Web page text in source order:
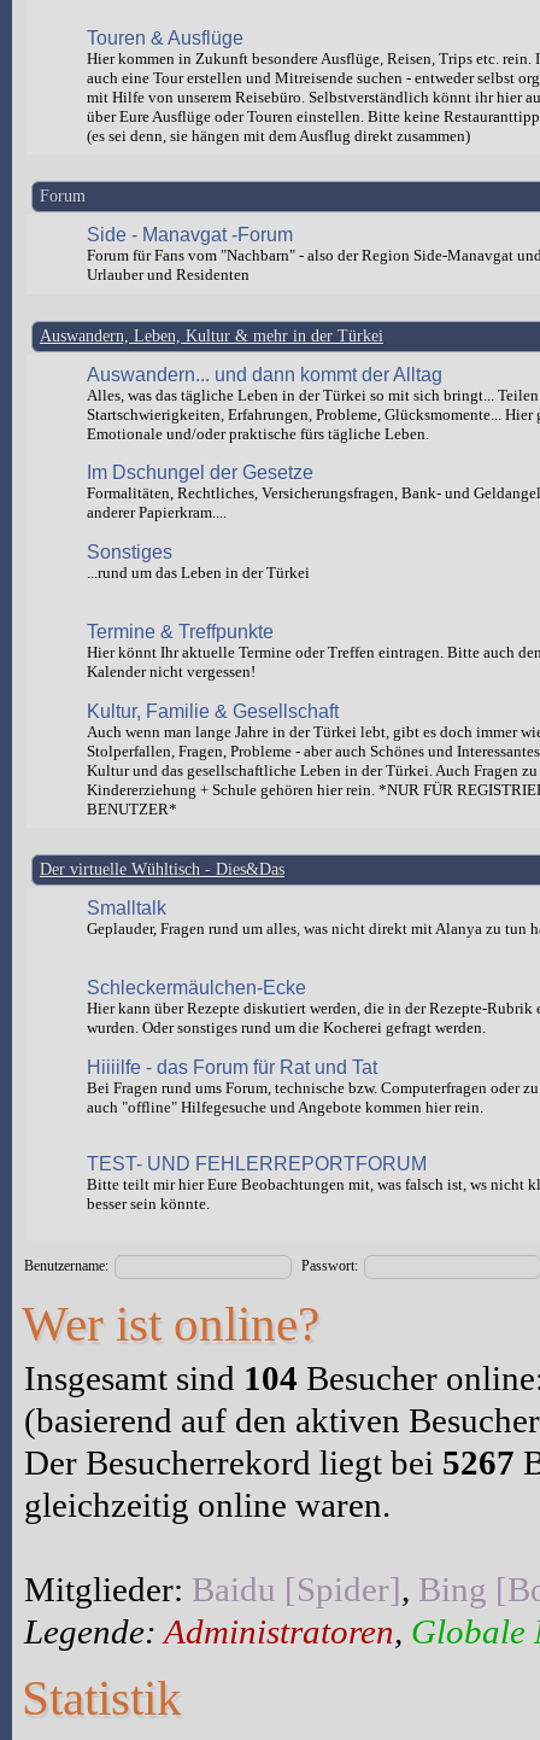
Touren & Ausflüge
Hier kommen in Zukunft besondere Ausflüge, Reisen, Trips etc. rein.
auch eine Tour erstellen und Mitreisende suchen - entweder selbst
mit Hilfe von unserem Reisebüro. Selbstverständlich könnt ihr hier
über Eure Ausflüge oder Touren einstellen. Bitte keine
(es sei denn, sie hängen mit dem Ausflug direkt zusammen)
Forum
Side - Manavgat -Forum
Forum für Fans vom "Nachbarn" - also der Region Side-Manavgat
Urlauber und Residenten
Auswandern, Leben, Kultur & mehr in der Türkei
Auswandern... und dann kommt der Alltag
Alles, was das tägliche Leben in der Türkei so mit sich bringt...
Startschwierigkeiten, Erfahrungen, Probleme, Glücksmomente... Hier
Emotionale und/oder praktische fürs tägliche Leben.
Im Dschungel der Gesetze
Formalitäten, Rechtliches, Versicherungsfragen, Bank- und
anderer Papierkram....
Sonstiges
...rund um das Leben in der Türkei
Termine & Treffpunkte
Hier könnt Ihr aktuelle Termine oder Treffen eintragen. Bitte auch
Kalender nicht vergessen!
Kultur, Familie & Gesellschaft
Auch wenn man lange Jahre in der Türkei lebt, gibt es doch immer
Stolperfallen, Fragen, Probleme - aber auch Schönes und
Kultur und das gesellschaftliche Leben in der Türkei. Auch Fragen
Kindererziehung + Schule gehören hier rein. *NUR FÜR
BENUTZER*
Der virtuelle Wühltisch - Dies&Das
Smalltalk
Geplauder, Fragen rund um alles, was nicht direkt mit Alanya zu tun
Schleckermäulchen-Ecke
Hier kann über Rezepte diskutiert werden, die in der Rezepte-Rubrik
wurden. Oder sonstiges rund um die Kocherei gefragt werden.
Hiiiilfe - das Forum für Rat und Tat
Bei Fragen rund ums Forum, technische bzw. Computerfragen oder
auch "offline" Hilfegesuche und Angebote kommen hier rein.
TEST- UND FEHLERREPORTFORUM
Bitte teilt mir hier Eure Beobachtungen mit, was falsch ist, ws nicht
besser sein könnte.
Benutzername: Passwort:
Wer ist online?
Insgesamt sind 104 Besucher
(basierend auf den aktiven
Der Besucherrekord liegt bei 5267
gleichzeitig online waren.
Mitglieder: Baidu [Spider], Bing
Legende: Administratoren, Globale
Statistik